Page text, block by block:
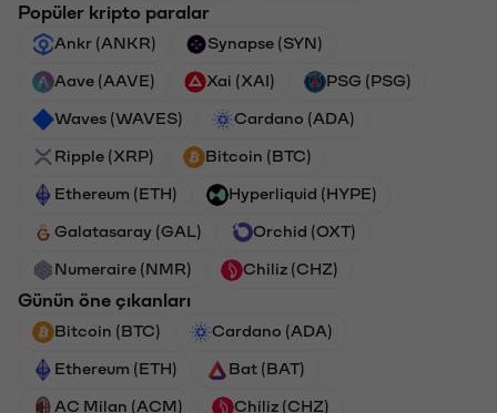
Popüler kripto paralar
Ankr (ANKR) Synapse (SYN)
Aave (AAVE) Xai (XAI) PSG (PSG)
Waves (WAVES) Cardano (ADA)
Ripple (XRP) Bitcoin (BTC)
Ethereum (ETH) Hyperliquid (HYPE)
Galatasaray (GAL) Orchid (OXT)
Numeraire (NMR) Chiliz (CHZ)
Günün öne çıkanları
Bitcoin (BTC) Cardano (ADA)
Ethereum (ETH) Bat (BAT)
AC Milan (ACM) Chiliz (CHZ)